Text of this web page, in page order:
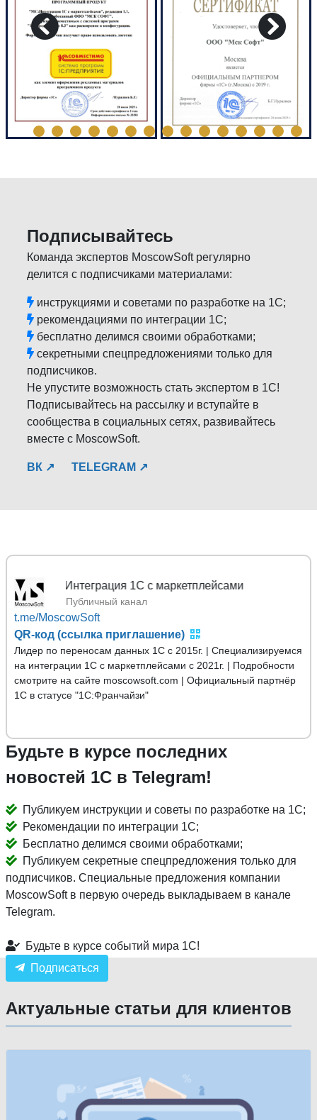
Подписывайтесь
Команда экспертов MoscowSoft регулярно
делится с подписчиками материалами:
инструкциями и советами по разработке на 1С;
рекомендациями по интеграции 1С;
бесплатно делимся своими обработками;
секретными спецпредложениями только для
подписчиков.
Не упустите возможность стать экспертом в 1С!
Подписывайтесь на рассылку и вступайте в
сообщества в социальных сетях, развивайтесь
вместе с MoscowSoft.
ВК ↗ TELEGRAM ↗
Публичный канал
t.me/MoscowSoft
QR-код (ссылка приглашение)
Лидер по переносам данных 1С с 2015г. | Специализируемся
на интеграции 1С с маркетплейсами с 2021г. | Подробности
смотрите на сайте moscowsoft.com | Официальный партнёр
1С в статусе "1С:Франчайзи"
Будьте в курсе последних
новостей 1С в Telegram!
Публикуем инструкции и советы по разработке на 1С;
Рекомендации по интеграции 1С;
Бесплатно делимся своими обработками;
Публикуем секретные спецпредложения только для
подписчиков. Специальные предложения компании
MoscowSoft в первую очередь выкладываем в канале
Telegram.
Будьте в курсе событий мира 1С!
Подписаться
Актуальные статьи для клиентов